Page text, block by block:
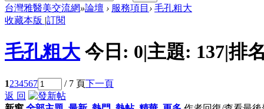
台灣雅醫美交流網»論壇 › 服務項目 › 毛孔粗大
收藏本版 |訂閱
毛孔粗大 今日: 0|主題: 137|排
1234567 / 7 頁下一頁
返 回